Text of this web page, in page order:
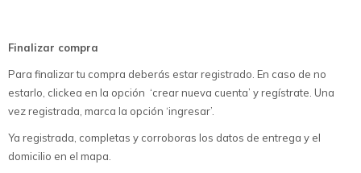
Finalizar compra
Para finalizar tu compra deberás estar registrado. En caso de no
estarlo, clickea en la opción ‘crear nueva cuenta’ y regístrate. Una
vez registrada, marca la opción ‘ingresar’.
Ya registrada, completas y corroboras los datos de entrega y el
domicilio en el mapa.